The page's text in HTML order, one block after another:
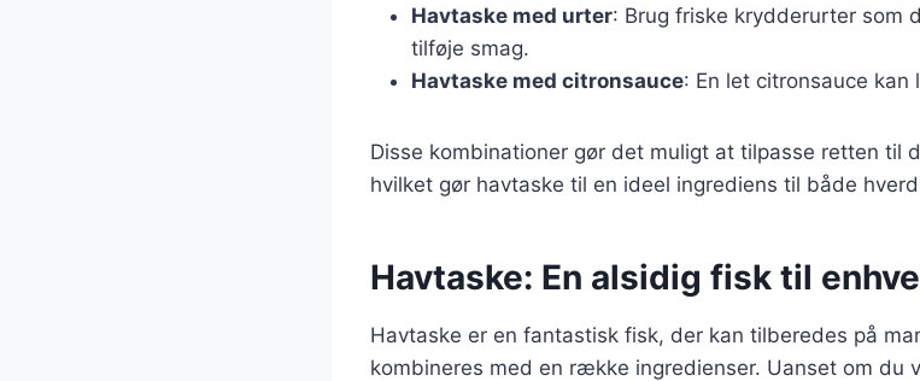
Havtaske med urter: Brug friske krydderurter som
tilføje smag.
Havtaske med citronsauce: En let citronsauce
Disse kombinationer gør det muligt at tilpasse retten til
hvilket gør havtaske til en ideel ingrediens til både
Havtaske: En alsidig fisk til
Havtaske er en fantastisk fisk, der kan tilberedes på
kombineres med en række ingredienser. Uanset om du